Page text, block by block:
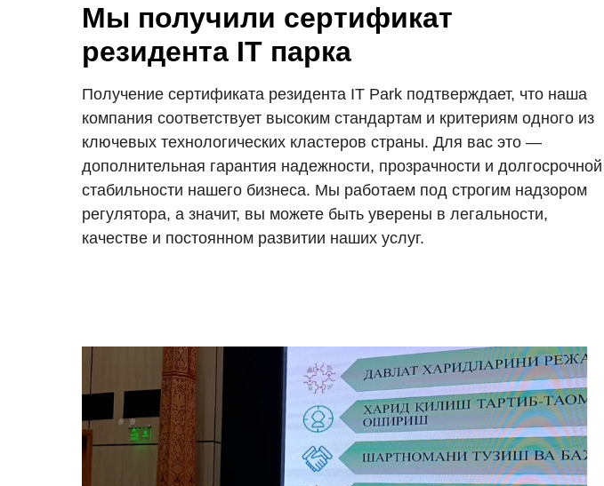
Получение сертификата резидента IT Park подтверждает, что наша
компания соответствует высоким стандартам и критериям одного из
ключевых технологических кластеров страны. Для вас это —
дополнительная гарантия надежности, прозрачности и долгосрочной
стабильности нашего бизнеса. Мы работаем под строгим надзором
регулятора, а значит, вы можете быть уверены в легальности,
качестве и постоянном развитии наших услуг.
Мы получили сертификат
резидента IT парка